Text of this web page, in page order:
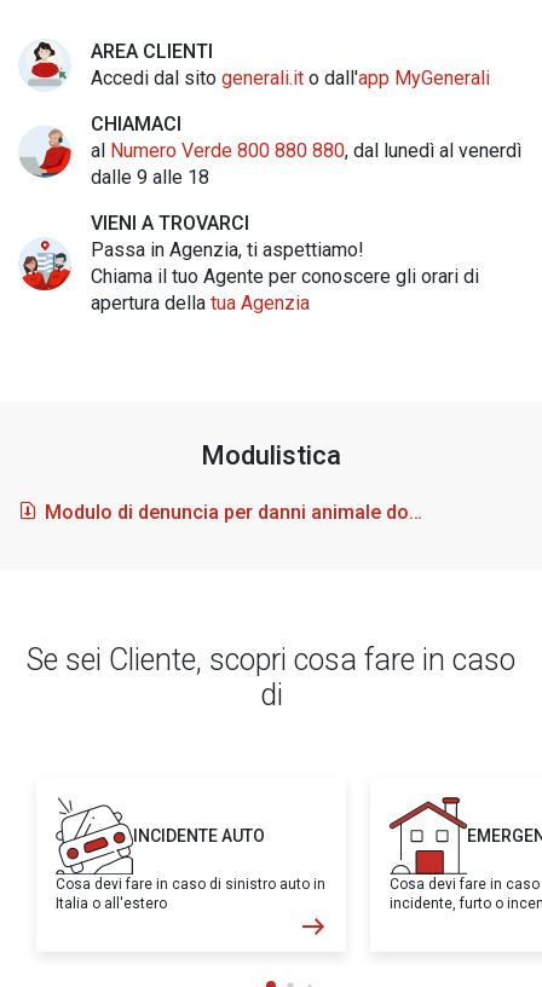
AREA CLIENTI
Accedi dal sito generali.it o dall'app MyGenerali
CHIAMACI
al Numero Verde 800 880 880, dal lunedì al venerdì
dalle 9 alle 18
VIENI A TROVARCI
Passa in Agenzia, ti aspettiamo!
Chiama il tuo Agente per conoscere gli orari di
apertura della tua Agenzia
Modulistica
Modulo di denuncia per danni animale domestico
Se sei Cliente, scopri cosa fare in caso
di
INCIDENTE AUTO
Cosa devi fare in caso di sinistro auto in
Italia o all'estero
Cosa devi fare in
incidente, furto o